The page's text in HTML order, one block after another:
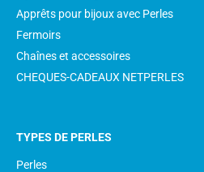
Apprêts pour bijoux avec Perles
Fermoirs
Chaînes et accessoires
CHEQUES-CADEAUX NETPERLES
TYPES DE PERLES
Perles